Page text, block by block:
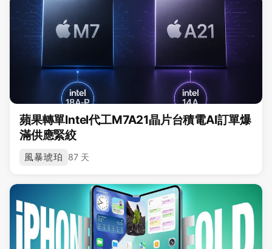
蘋果轉單Intel代工M7A21晶片台積電AI訂單爆
滿供應緊絞
風暴琥珀 87 天